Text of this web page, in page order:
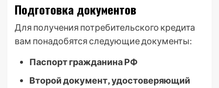
Подготовка документов
Для получения потребительского кредита
вам понадобятся следующие документы:
Паспорт гражданина РФ
Второй документ‚ удостоверяющий